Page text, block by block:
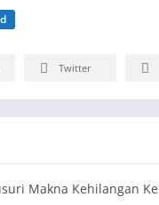
Twitter
Makna Kehilangan